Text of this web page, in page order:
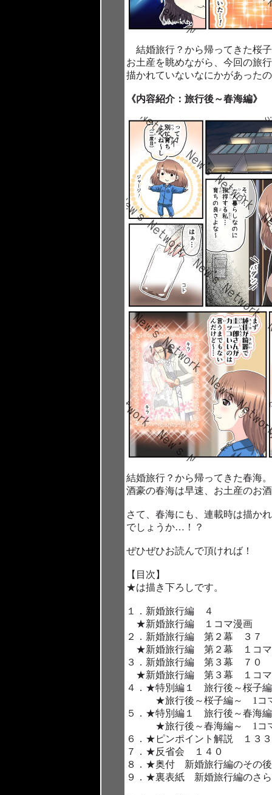
結婚旅行？から帰ってきた桜
お土産を眺めながら、今回の旅
描かれていないなにかがあった
《内容紹介：旅行後～春海編》
結婚旅行？から帰ってきた春海。
酒豪の春海は早速、お土産のお
さて、春海にも、連載時は描か
でしょうか…！？
ぜひぜひお読んで頂ければ！
【目次】
★は描き下ろしです。
１．新婚旅行編 ４
★新婚旅行編 １コマ漫画
２．新婚旅行編 第２幕 ３７
★新婚旅行編 第２幕 １コマ
３．新婚旅行編 第３幕 ７０
★新婚旅行編 第３幕 １コマ
４．★特別編１ 旅行後～桜子
★旅行後～桜子編～ 1コ
５．★特別編１ 旅行後～春海
★旅行後～春海編～ 1コ
６．★ピンポイント解説 １３３
７．★反省会 １４０
８．★奥付 新婚旅行編のその
９．★裏表紙 新婚旅行編のさ